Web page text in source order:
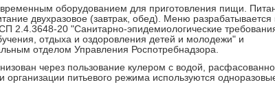
оборудованием для приготовления пищи.
двухразовое (завтрак, обед). Меню разрабатывается
2.4.3648-20 "Санитарно-эпидемиологические
отдыха и оздоровления детей и молодежи" и
отделом Управления Роспотребнадзора.
через пользование кулером с водой,
организации питьевого режима используются